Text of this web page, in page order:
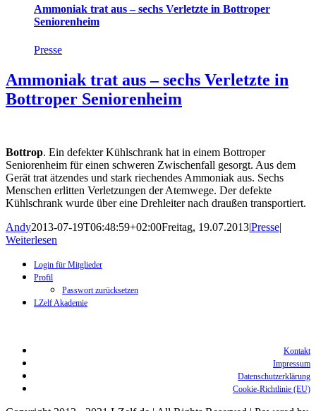
Ammoniak trat aus – sechs Verletzte in Bottroper
Seniorenheim
Presse
Ammoniak trat aus – sechs Verletzte in
Bottroper Seniorenheim
Bottrop. Ein defekter Kühlschrank hat in einem Bottroper
Seniorenheim für einen schweren Zwischenfall gesorgt. Aus dem
Gerät trat ätzendes und stark riechendes Ammoniak aus. Sechs
Menschen erlitten Verletzungen der Atemwege. Der defekte
Kühlschrank wurde über eine Drehleiter nach draußen transportiert.
Andy2013-07-19T06:48:59+02:00Freitag, 19.07.2013|Presse|
Weiterlesen
Login für Mitglieder
Profil
Passwort zurücksetzen
LZelf Akademie
Kontakt
Impressum
Datenschutzerklärung
Cookie-Richtlinie (EU)